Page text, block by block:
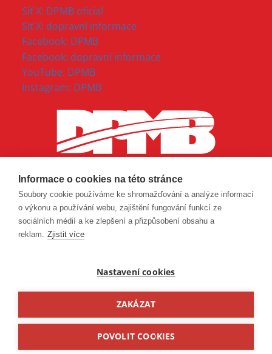
Síť X: DPMB oficial
Síť X: dopravní informace
Facebook: DPMB
Facebook: dopravní informace
YouTube: DPMB
Instagram: DPMB
© 2026 Dopravní podnik města Brna, a. s.
Made with ❤ inLesensky.cz
Informace o cookies na této stránce
Soubory cookie používáme ke shromažďování a analýze informací
o výkonu a používání webu, zajištění fungování funkcí ze
sociálních médií a ke zlepšení a přizpůsobení obsahu a
reklam. Zjistit více
Nastavení cookies
ZAKÁZAT
POVOLIT COOKIES